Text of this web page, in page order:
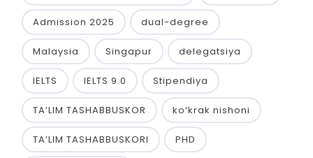
Admission 2025 dual-degree
Malaysia Singapur delegatsiya
IELTS IELTS 9.0 Stipendiya
TA’LIM TASHABBUSKOR ko‘krak nishoni
TA’LIM TASHABBUSKORI PHD